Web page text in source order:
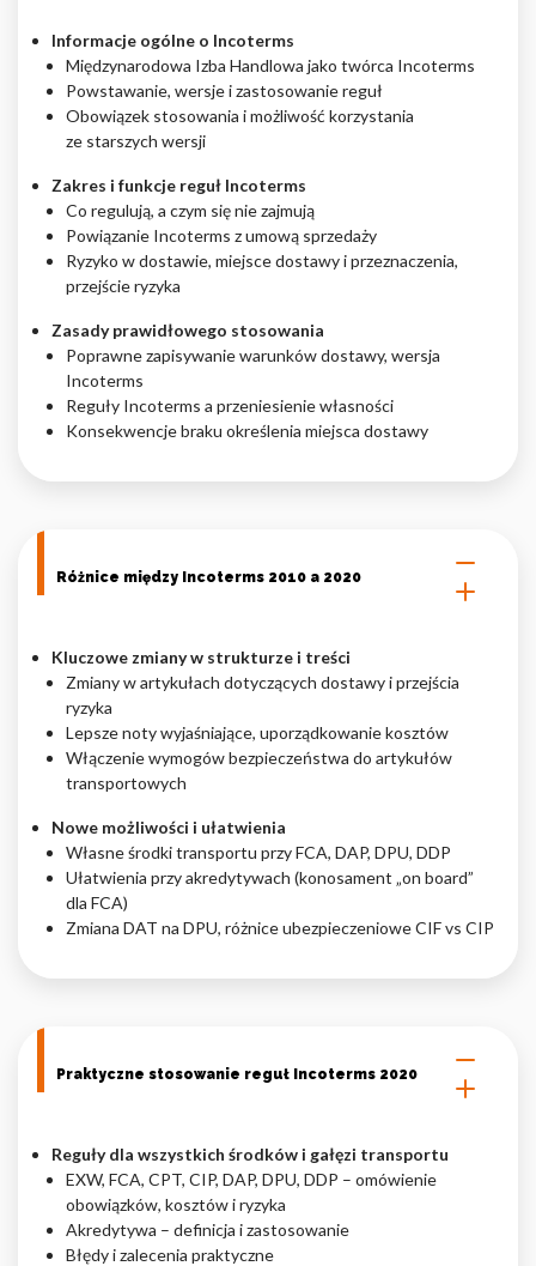
Informacje ogólne o Incoterms
Międzynarodowa Izba Handlowa jako twórca Incoterms
Powstawanie, wersje i zastosowanie reguł
Obowiązek stosowania i możliwość korzystania
ze starszych wersji
Zakres i funkcje reguł Incoterms
Co regulują, a czym się nie zajmują
Powiązanie Incoterms z umową sprzedaży
Ryzyko w dostawie, miejsce dostawy i przeznaczenia,
przejście ryzyka
Zasady prawidłowego stosowania
Poprawne zapisywanie warunków dostawy, wersja
Incoterms
Reguły Incoterms a przeniesienie własności
Konsekwencje braku określenia miejsca dostawy
Różnice między Incoterms 2010 a 2020
Kluczowe zmiany w strukturze i treści
Zmiany w artykułach dotyczących dostawy i przejścia
ryzyka
Lepsze noty wyjaśniające, uporządkowanie kosztów
Włączenie wymogów bezpieczeństwa do artykułów
transportowych
Nowe możliwości i ułatwienia
Własne środki transportu przy FCA, DAP, DPU, DDP
Ułatwienia przy akredytywach (konosament „on board”
dla FCA)
Zmiana DAT na DPU, różnice ubezpieczeniowe CIF vs CIP
Praktyczne stosowanie reguł Incoterms 2020
Reguły dla wszystkich środków i gałęzi transportu
EXW, FCA, CPT, CIP, DAP, DPU, DDP – omówienie
obowiązków, kosztów i ryzyka
Akredytywa – definicja i zastosowanie
Błędy i zalecenia praktyczne
Nieklasyfikowane pliki cookie, to pliki, które są w procesie
klasyfikowania, wraz z dostawcami poszczególnych ciasteczek.
Zapisz moje preferencje
Akceptuj wszystko